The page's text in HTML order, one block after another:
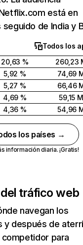
está en
seguido de India y
Todos los
20,63 %
260,23
5,92 %
74,69
5,27 %
66,46
4,69 %
59,15 M
4,36 % 54,96
los países →
información diaria. ¡Gratis!
tráfico web
navegan los
y después de
para